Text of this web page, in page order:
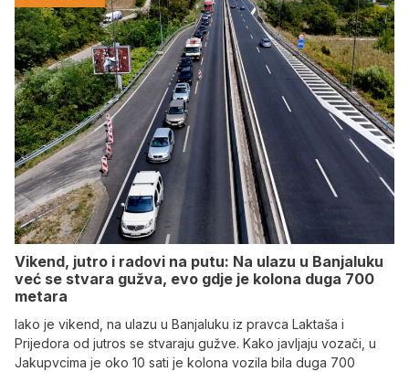
Vikend, jutro i radovi na putu: Na ulazu u Banjaluku
već se stvara gužva, evo gdje je kolona duga 700
metara
Iako je vikend, na ulazu u Banjaluku iz pravca Laktaša i
Prijedora od jutros se stvaraju gužve. Kako javljaju vozači, u
Jakupvcima je oko 10 sati je kolona vozila bila duga 700